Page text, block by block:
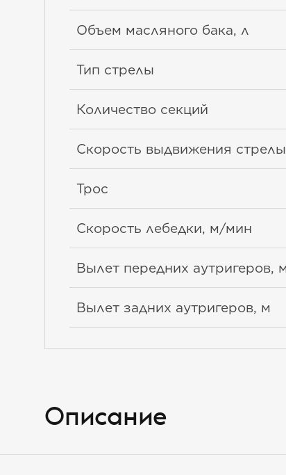
Объем масляного бака, л
Тип стрелы
Количество секций
Скорость выдвижения
Трос
Скорость лебедки, м/мин
Вылет передних аутригеров, м
Вылет задних аутригеров, м
Описание